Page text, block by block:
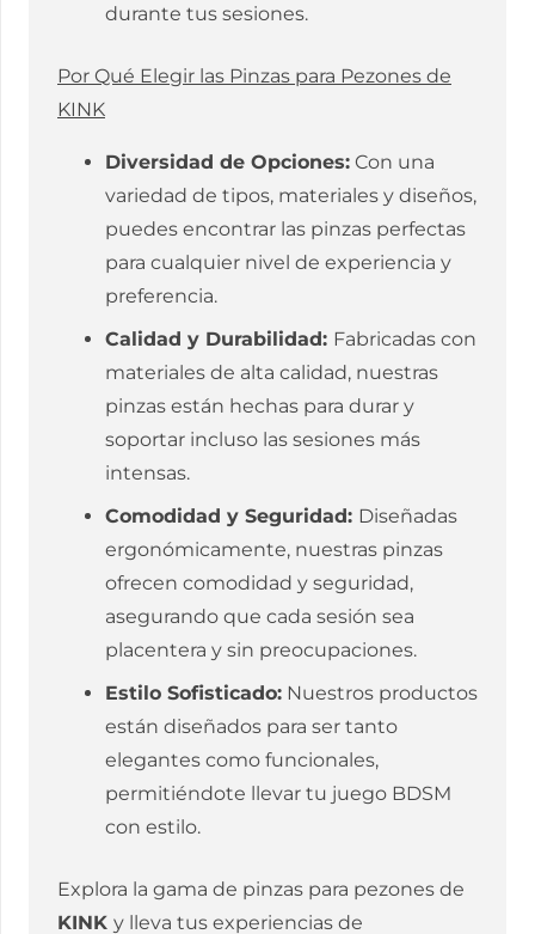
durante tus sesiones.
Por Qué Elegir las Pinzas para Pezones de
KINK
Diversidad de Opciones: Con una
variedad de tipos, materiales y diseños,
puedes encontrar las pinzas perfectas
para cualquier nivel de experiencia y
preferencia.
Calidad y Durabilidad: Fabricadas con
materiales de alta calidad, nuestras
pinzas están hechas para durar y
soportar incluso las sesiones más
intensas.
Comodidad y Seguridad: Diseñadas
ergonómicamente, nuestras pinzas
ofrecen comodidad y seguridad,
asegurando que cada sesión sea
placentera y sin preocupaciones.
Estilo Sofisticado: Nuestros productos
están diseñados para ser tanto
elegantes como funcionales,
permitiéndote llevar tu juego BDSM
con estilo.
Explora la gama de pinzas para pezones de
KINK y lleva tus experiencias de